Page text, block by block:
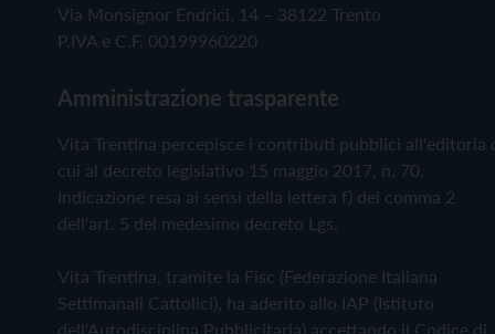
Via Monsignor Endrici, 14 – 38122 Trento
P.IVA e C.F. 00199960220
Amministrazione trasparente
Vita Trentina percepisce i contributi pubblici all'editoria
cui al decreto legislativo 15 maggio 2017, n. 70.
Indicazione resa ai sensi della lettera f) del comma 2
dell'art. 5 del medesimo decreto Lgs.
Vita Trentina, tramite la Fisc (Federazione Italiana
Settimanali Cattolici), ha aderito allo IAP (Istituto
dell'Autodisciplina Pubblicitaria) accettando il Codice di